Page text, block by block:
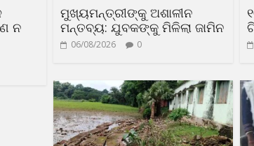
ନ
ମୁଖ୍ୟମନ୍ତ୍ରୀଙ୍କୁ ଅଶାଳୀନ
ମନ୍ତବ୍ୟ: ଯୁବକଙ୍କୁ ମିଳିଲା ଜାମିନ
06/08/2026 0